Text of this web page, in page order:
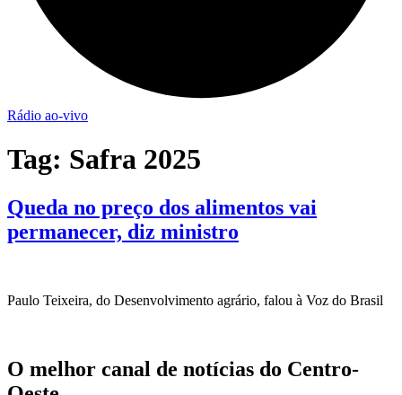
Rádio ao-vivo
Tag: Safra 2025
Queda no preço dos alimentos vai
permanecer, diz ministro
Paulo Teixeira, do Desenvolvimento agrário, falou à Voz do Brasil
O melhor canal de notícias do Centro-